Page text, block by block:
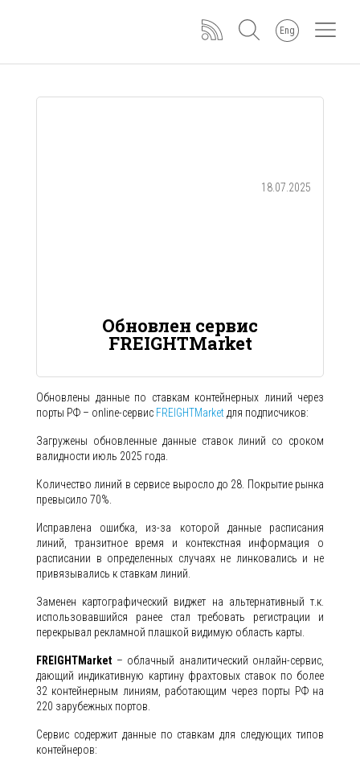
Eng
18.07.2025
Обновлен сервис
FREIGHTMarket
Обновлены данные по ставкам контейнерных линий через
порты РФ – online-сервис FREIGHTMarket для подписчиков:
Загружены обновленные данные ставок линий со сроком
валидности июль 2025 года.
Количество линий в сервисе выросло до 28. Покрытие рынка
превысило 70%.
Исправлена ошибка, из-за которой данные расписания
линий, транзитное время и контекстная информация о
расписании в определенных случаях не линковались и не
привязывались к ставкам линий.
Заменен картографический виджет на альтернативный т.к.
использовавшийся ранее стал требовать регистрации и
перекрывал рекламной плашкой видимую область карты.
FREIGHTMarket – облачный аналитический онлайн-сервис,
дающий индикативную картину фрахтовых ставок по более
32 контейнерным линиям, работающим через порты РФ на
220 зарубежных портов.
Сервис содержит данные по ставкам для следующих типов
контейнеров: